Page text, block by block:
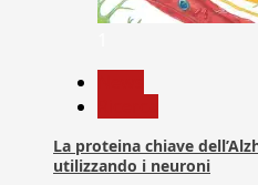
La proteina chiave
utilizzando i neuroni